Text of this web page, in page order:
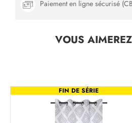
Paiement en ligne sécurisé
VOUS AIMEREZ
FIN DE SÉRIE